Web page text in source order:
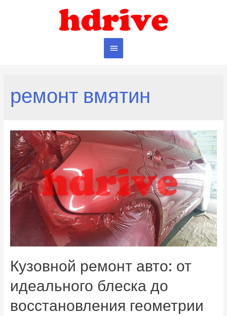
Главное
ремонт вмятин
Кузовной ремонт авто: от
идеального блеска до
восстановления геометрии